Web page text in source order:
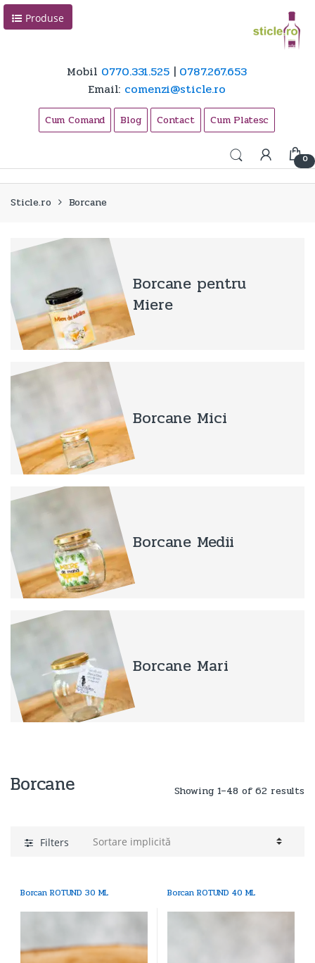
Skip
Skip
Produse
Mobil 0770.331.525| 0787.267.653
Email: comenzi@sticle.ro
Cum Comand Blog Contact Cum Platesc
0
Sticle.ro Borcane
Borcane pentru
Miere
Borcane Mici
Borcane Medii
Borcane Mari
Borcane Showing 1–48 of 62 results
Filters
Borcan ROTUND 30 ML Borcan ROTUND 40 ML